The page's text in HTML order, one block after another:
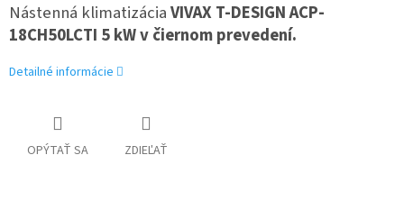
Nástenná klimatizáciaVIVAX T-DESIGN ACP-
18CH50LCTI 5 kW v čiernom prevedení.
Detailné informácie
OPÝTAŤ SA ZDIEĽAŤ